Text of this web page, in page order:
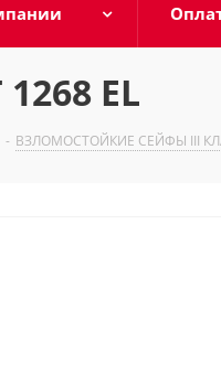
EL
- ВЗЛОМОСТОЙКИЕ СЕЙФЫ III